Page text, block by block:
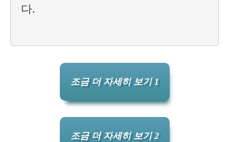
다.
조금 더 자세히 보기 1
조금 더 자세히 보기 2